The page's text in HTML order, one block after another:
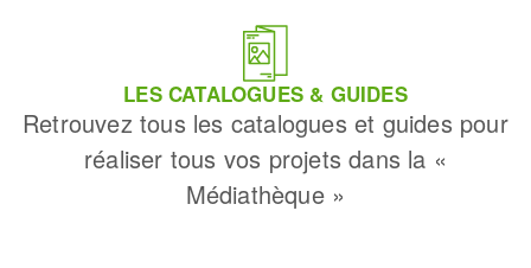
LES CATALOGUES & GUIDES
Retrouvez tous les catalogues et guides pour
réaliser tous vos projets dans la «
Médiathèque »